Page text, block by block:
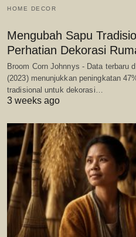
HOME DECOR
Mengubah Sapu
Perhatian Dekorasi
Broom Corn Johnnys - Data terbaru
(2023) menunjukkan peningkatan
tradisional untuk dekorasi…
3 weeks ago